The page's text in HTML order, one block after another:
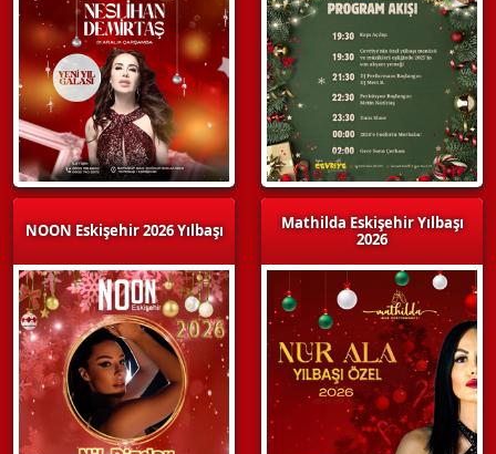
NOON Eskişehir 2026 Yılbaşı
Mathilda Eskişehir Yılbaşı
2026